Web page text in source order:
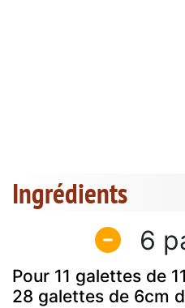
Ingrédients
6
Pour 11 galettes de
28 galettes de 6cm